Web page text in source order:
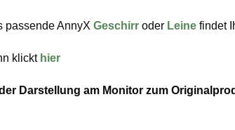
passende AnnyX Geschirr oder Leine findet
klickt hier
Darstellung am Monitor zum